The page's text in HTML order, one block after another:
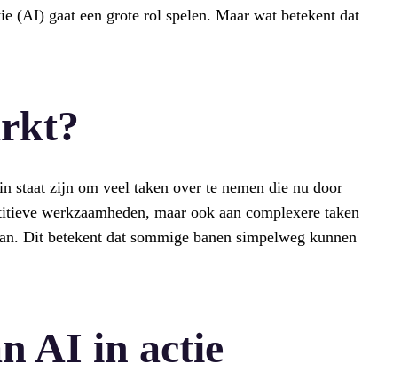
(AI) gaat een grote rol spelen. Maar wat betekent dat
staat zijn om veel taken over te nemen die nu door
werkzaamheden, maar ook aan complexere taken
Dit betekent dat sommige banen simpelweg kunnen
AI in actie